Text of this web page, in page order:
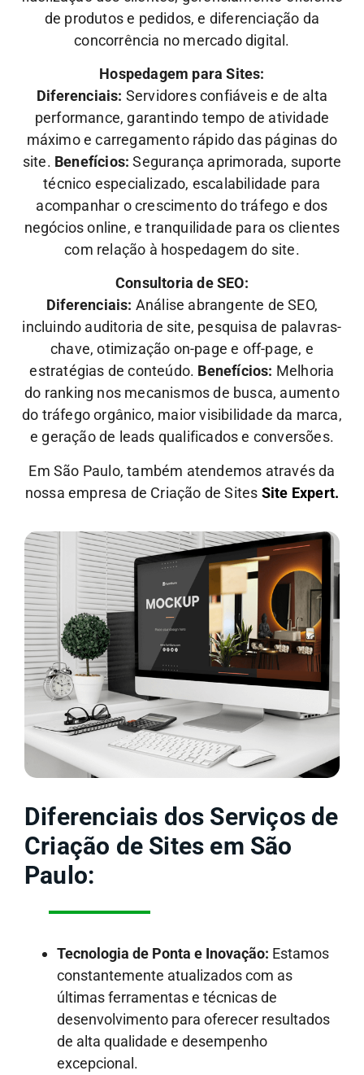
de produtos e pedidos, e diferenciação da
concorrência no mercado digital.
Hospedagem para Sites:
Diferenciais: Servidores confiáveis e de alta
performance, garantindo tempo de atividade
máximo e carregamento rápido das páginas do
site. Benefícios: Segurança aprimorada, suporte
técnico especializado, escalabilidade para
acompanhar o crescimento do tráfego e dos
negócios online, e tranquilidade para os clientes
com relação à hospedagem do site.
Consultoria de SEO:
Diferenciais: Análise abrangente de SEO,
incluindo auditoria de site, pesquisa de palavras-
chave, otimização on-page e off-page, e
estratégias de conteúdo. Benefícios: Melhoria
do ranking nos mecanismos de busca, aumento
do tráfego orgânico, maior visibilidade da marca,
e geração de leads qualificados e conversões.
Em São Paulo, também atendemos através da
nossa empresa de Criação de Sites Site Expert.
Diferenciais dos Serviços de
Criação de Sites em São
Paulo:
Tecnologia de Ponta e Inovação: Estamos
constantemente atualizados com as
últimas ferramentas e técnicas de
desenvolvimento para oferecer resultados
de alta qualidade e desempenho
excepcional.